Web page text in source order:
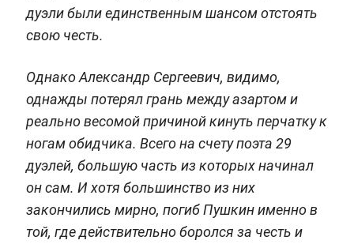
дуэли были единственным шансом отстоять
свою честь.
Однако Александр Сергеевич, видимо,
однажды потерял грань между азартом и
реально весомой причиной кинуть перчатку к
ногам обидчика. Всего на счету поэта 29
дуэлей, большую часть из которых начинал
он сам. И хотя большинство из них
закончились мирно, погиб Пушкин именно в
той, где действительно боролся за честь и